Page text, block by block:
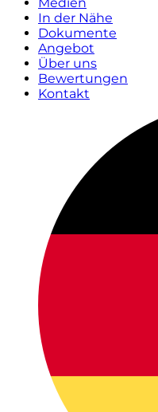
In der Nähe
Dokumente
Angebot
Über uns
Bewertungen
Kontakt